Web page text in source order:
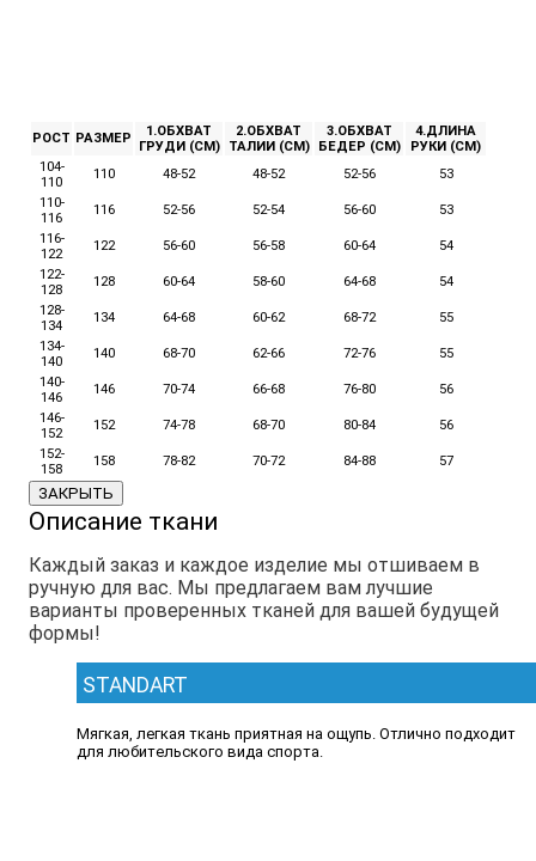
РОСТ РАЗМЕР
1.ОБХВАТ
ГРУДИ (СМ)
2.ОБХВАТ
ТАЛИИ (СМ)
3.ОБХВАТ
БЕДЕР (СМ)
4.ДЛИНА
РУКИ (СМ)
104-
110
110 48-52 48-52 52-56
53
110-
116
116 52-56 52-54 56-60
53
116-
122
122 56-60 56-58 60-64
54
122-
128
128 60-64 58-60 64-68
54
128-
134
134 64-68 60-62 68-72
55
134-
140
140 68-70 62-66 72-76
55
140-
146
146 70-74 66-68 76-80
56
146-
152
152 74-78 68-70 80-84
56
152-
158
158 78-82 70-72 84-88 57
ЗАКРЫТЬ
Описание ткани
Каждый заказ и каждое изделие мы отшиваем в
ручную для вас. Мы предлагаем вам лучшие
варианты проверенных тканей для вашей будущей
формы!
STANDART
Мягкая, легкая ткань приятная на ощупь. Отлично подходит
для любительского вида спорта.